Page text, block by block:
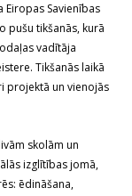
Savienības
pušu tikšanās, kurā
vadītāja
Tikšanās laikā
projektā un vienojās
skolām un
izglītības jomā,
ēdināšana,